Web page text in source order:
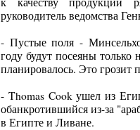
руководитель ведомства
- Пустые поля -
году будут посеяны
планировалось. Это грозит
- Thomas Cook ушел из
обанкротившийся из-за
в Египте и Ливане.